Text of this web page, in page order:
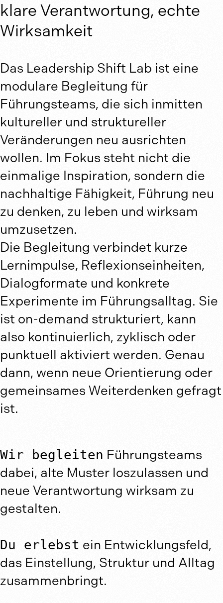
klare Verantwortung, echte
Wirksamkeit
Das Leadership Shift Lab ist eine
modulare Begleitung für
Führungsteams, die sich inmitten
kultureller und struktureller
Veränderungen neu ausrichten
wollen. Im Fokus steht nicht die
einmalige Inspiration, sondern die
nachhaltige Fähigkeit, Führung neu
zu denken, zu leben und wirksam
umzusetzen.
Die Begleitung verbindet kurze
Lernimpulse, Reflexionseinheiten,
Dialogformate und konkrete
Experimente im Führungsalltag. Sie
ist on-demand strukturiert, kann
also kontinuierlich, zyklisch oder
punktuell aktiviert werden. Genau
dann, wenn neue Orientierung oder
gemeinsames Weiterdenken gefragt
ist.
Wir begleiten Führungsteams
dabei, alte Muster loszulassen und
neue Verantwortung wirksam zu
gestalten.
Du erlebst ein Entwicklungsfeld,
das Einstellung, Struktur und Alltag
zusammenbringt.